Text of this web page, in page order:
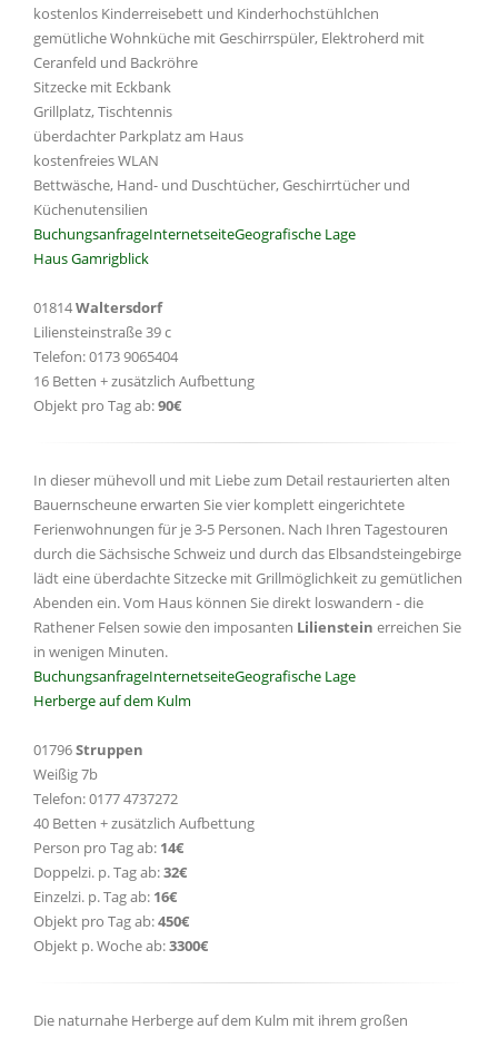
kostenlos Kinderreisebett und Kinderhochstühlchen
gemütliche Wohnküche mit Geschirrspüler, Elektroherd mit
Ceranfeld und Backröhre
Sitzecke mit Eckbank
Grillplatz, Tischtennis
überdachter Parkplatz am Haus
kostenfreies WLAN
Bettwäsche, Hand- und Duschtücher, Geschirrtücher und
Küchenutensilien
BuchungsanfrageInternetseiteGeografische Lage
Haus Gamrigblick
01814Waltersdorf
Liliensteinstraße 39 c
Telefon: 0173 9065404
16 Betten + zusätzlich Aufbettung
Objekt pro Tag ab:90€
In dieser mühevoll und mit Liebe zum Detail restaurierten alten
Bauernscheune erwarten Sie vier komplett eingerichtete
Ferienwohnungen für je 3-5 Personen. Nach Ihren Tagestouren
durch die Sächsische Schweiz und durch das Elbsandsteingebirge
lädt eine überdachte Sitzecke mit Grillmöglichkeit zu gemütlichen
Abenden ein. Vom Haus können Sie direkt loswandern - die
Rathener Felsen sowie den imposanten Lilienstein erreichen Sie
in wenigen Minuten.
BuchungsanfrageInternetseiteGeografische Lage
Herberge auf dem Kulm
01796Struppen
Weißig 7b
Telefon: 0177 4737272
40 Betten + zusätzlich Aufbettung
Person pro Tag ab: 14€
Doppelzi. p. Tag ab:32€
Einzelzi. p. Tag ab: 16€
Objekt pro Tag ab:450€
Objekt p. Woche ab:3300€
Die naturnahe Herberge auf dem Kulm mit ihrem großen